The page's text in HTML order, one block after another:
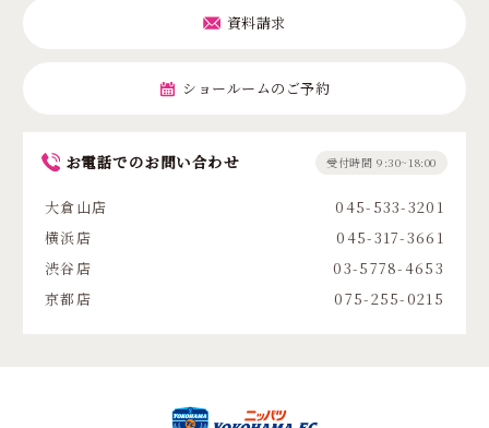
資料請求
ショールームのご予約
お電話でのお問い合わせ 受付時間 9:30~18:00
大倉山店
045-533-3201
横浜店
045-317-3661
渋谷店
03-5778-4653
京都店
075-255-0215